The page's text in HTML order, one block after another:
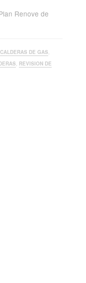
Renove de
CALDERAS DE GAS
REVISION DE